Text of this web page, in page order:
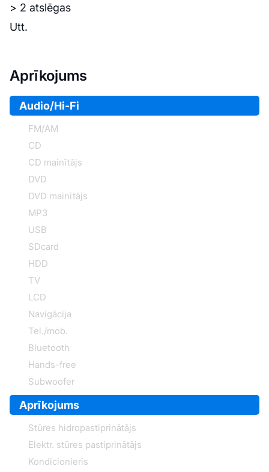
> 2 atslēgas
Utt.
Aprīkojums
Audio/Hi-Fi
FM/AM
CD
CD mainītājs
DVD
DVD mainītājs
MP3
USB
SDcard
HDD
TV
LCD
Navigācija
Tel./mob.
Bluetooth
Hands-free
Subwoofer
Aprīkojums
Stūres hidropastiprinātājs
Elektr. stūres pastiprinātājs
Kondicionieris